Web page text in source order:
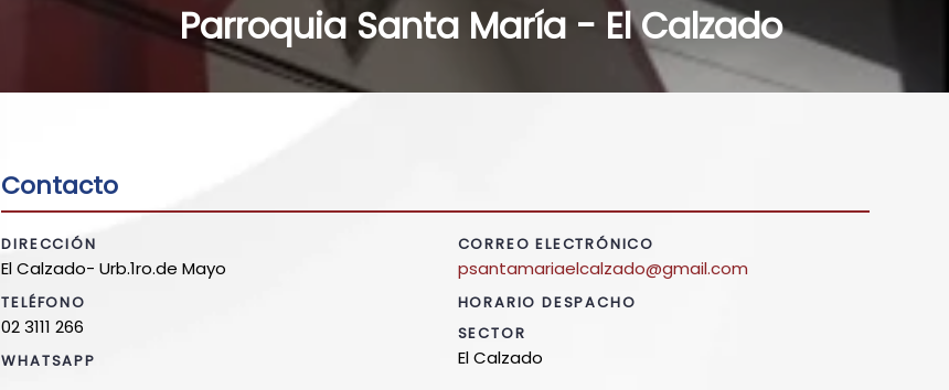
Parroquia Santa María - El Calzado
Contacto
DIRECCIÓN
El Calzado- Urb.1ro.de Mayo
TELÉFONO
02 3111 266
WHATSAPP
CORREO ELECTRÓNICO
psantamariaelcalzado@gmail.com
HORARIO DESPACHO
SECTOR
El Calzado